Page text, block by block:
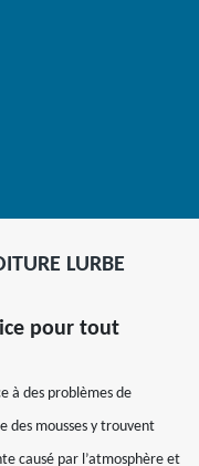
LURBE
pour tout
à des problèmes de
des mousses y trouvent
causé par l’atmosphère et